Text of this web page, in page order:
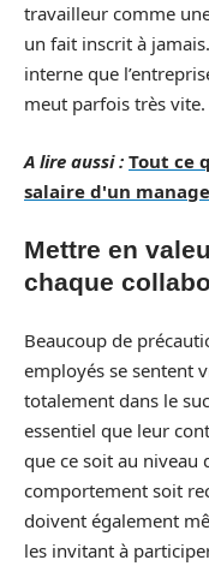
travailleur comme
un fait inscrit à
interne que
meut parfois très vite.
A lire aussi : Tout ce
salaire d'un
Mettre en
chaque
Beaucoup de
employés se sentent
totalement dans le
essentiel que leur
que ce soit au niveau
comportement soit
doivent également
les invitant à